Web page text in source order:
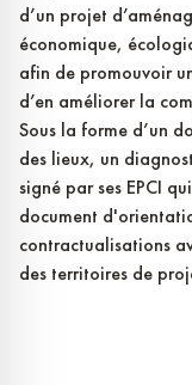
d’un projet
économique,
afin de promouvoir
d’en améliorer la
Sous la forme d’un
des lieux, un
signé par ses EPCI
document
contractualisations
des territoires de